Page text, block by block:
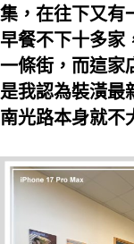
集，在往下又有
早餐不下十多家
一條街，而這家
是我認為裝潢最
南光路本身就不